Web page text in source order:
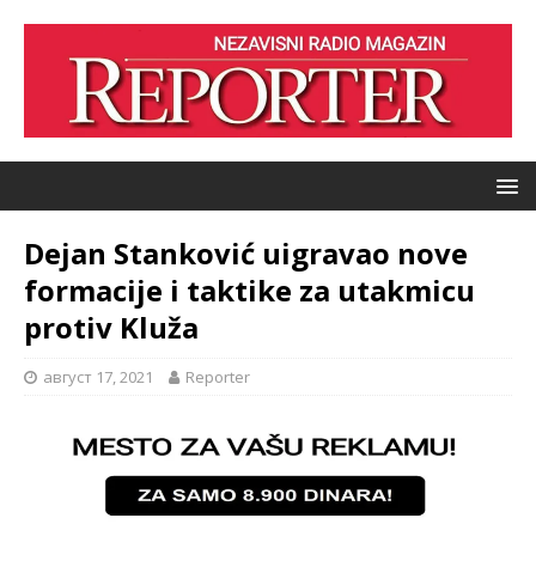
Dejan Stanković uigravao nove
formacije i taktike za utakmicu
protiv Kluža
август 17, 2021 Reporter